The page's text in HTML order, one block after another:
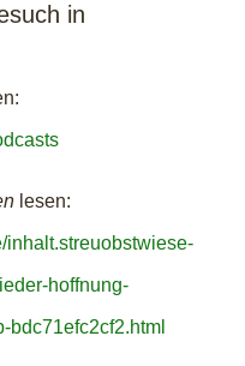
in
lesen:
inhalt.streuobstwiese-
hoffnung-
bdc71efc2cf2.html